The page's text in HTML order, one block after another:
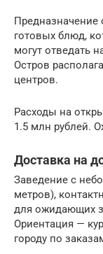
Предназначение
готовых блюд,
могут отведать
Остров
центров.
Расходы на
1.5 млн рублей.
Доставка на
Заведение с
метров),
для ожидающих
Ориентация —
городу по